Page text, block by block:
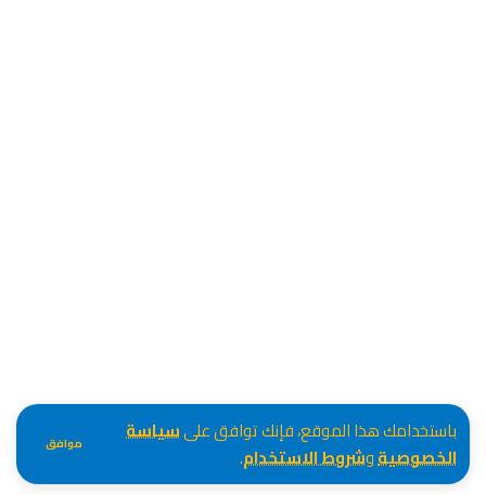
باستخدامك هذا الموقع، فإنك توافق علىسياسة
الخصوصيةوشروط الاستخدام. موافق